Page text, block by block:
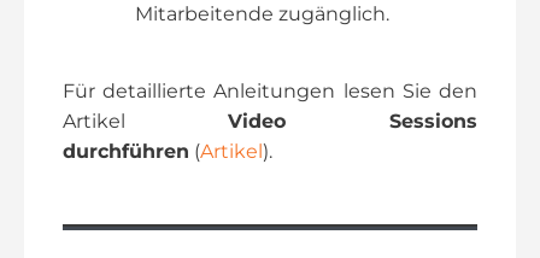
Mitarbeitende zugänglich.
Für detaillierte Anleitungen lesen Sie den
Artikel Video Sessions
durchführen (Artikel).